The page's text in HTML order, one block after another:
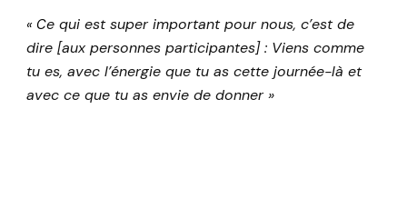
« Ce qui est super important pour nous, c’est de
dire [aux personnes participantes] : Viens comme
tu es, avec l’énergie que tu as cette journée-là et
avec ce que tu as envie de donner »